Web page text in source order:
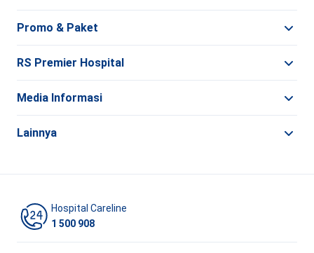
Promo & Paket
RS Premier Hospital
Media Informasi
Lainnya
Hospital Careline
1 500 908